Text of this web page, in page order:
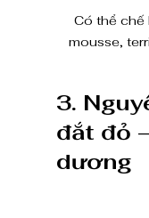
Có thể chế
mousse,
3.
đắt đỏ
dương